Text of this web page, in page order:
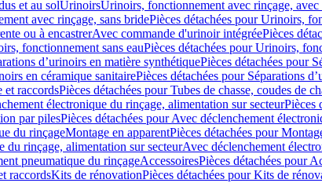
et au solUrinoirsUrinoirs, fonctionnement avec rinçage, avec
avec rinçage, sans bridePièces détachées pour Urinoirs,
ou à encastrerAvec commande d'urinoir intégréePièces
fonctionnement sans eauPièces détachées pour Urinoirs,
d’urinoirs en matière synthétiquePièces détachées pour
en céramique sanitairePièces détachées pour Séparations
et raccordsPièces détachées pour Tubes de chasse, coudes de
électronique du rinçage, alimentation sur secteurPièces
par pilesPièces détachées pour Avec déclenchement
du rinçageMontage en apparentPièces détachées pour
du rinçage, alimentation sur secteurAvec déclenchement
pneumatique du rinçageAccessoiresPièces détachées pour
raccordsKits de rénovationPièces détachées pour Kits de